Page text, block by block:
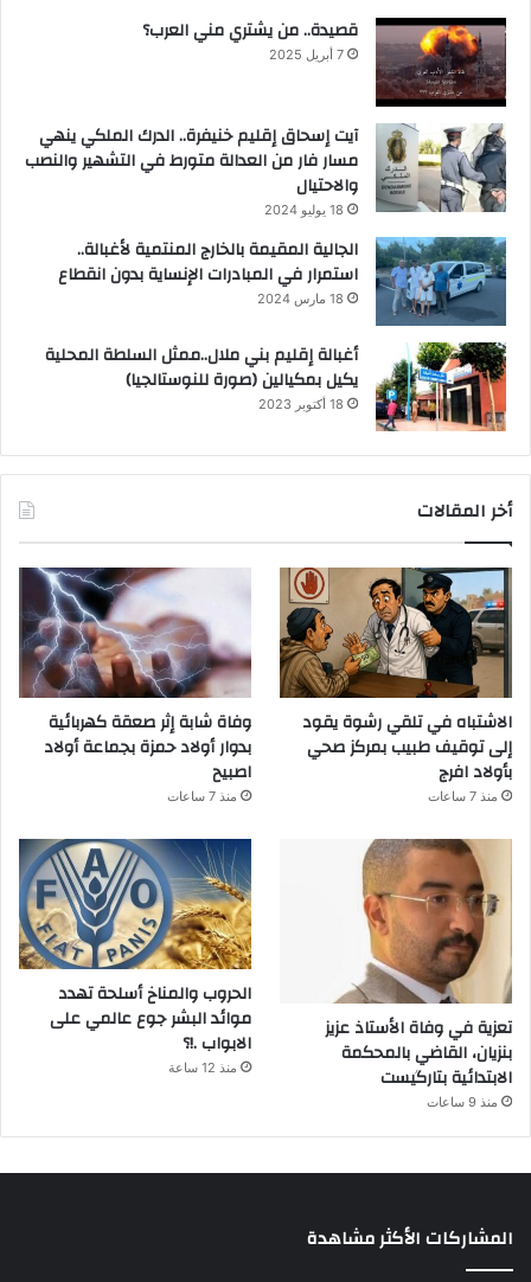
قصيدة.. من يشتري مني العرب؟
7 أبريل 2025
آيت إسحاق إقليم خنيفرة.. الدرك الملكي ينهي
مسار فار من العدالة متورط في التشهير والنصب
والاحتيال
18 يوليو 2024
الجالية المقيمة بالخارج المنتمية لأغبالة..
استمرار في المبادرات الإنساية بدون انقطاع
18 مارس 2024
أغبالة إقليم بني ملال..ممثل السلطة المحلية
يكيل بمكيالين (صورة للنوستالجيا)
18 أكتوبر 2023
أخر المقالات
الاشتباه في تلقي رشوة يقود
إلى توقيف طبيب بمركز صحي
بأولاد افرج
منذ 7 ساعات
وفاة شابة إثر صعقة كهربائية
بدوار أولاد حمزة بجماعة أولاد
اصبيح
منذ 7 ساعات
تعزية في وفاة الأستاذ عزيز
بنزيان، القاضي بالمحكمة
الابتدائية بتارگيست
منذ 9 ساعات
الحروب والمناخ أسلحة تهدد
موائد البشر جوع عالمي على
الابواب .!؟
منذ 12 ساعة
المشاركات الأكثر مشاهدة